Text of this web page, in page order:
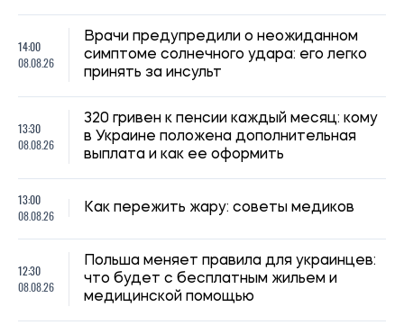
14:00
08.08.26
Врачи предупредили о неожиданном
симптоме солнечного удара: его легко
принять за инсульт
13:30
08.08.26
320 гривен к пенсии каждый месяц: кому
в Украине положена дополнительная
выплата и как ее оформить
13:00
08.08.26
Как пережить жару: советы медиков
12:30
08.08.26
Польша меняет правила для украинцев:
что будет с бесплатным жильем и
медицинской помощью